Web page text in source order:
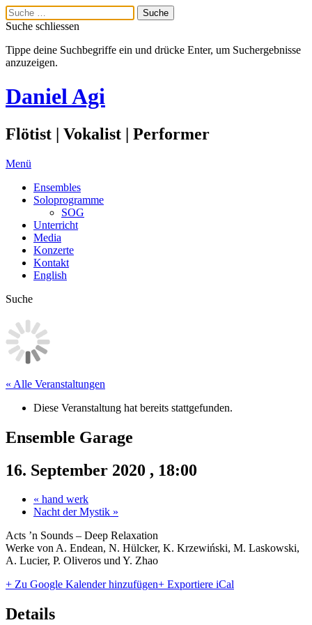
Suche schliessen
Tippe deine Suchbegriffe ein und drücke Enter, um Suchergebnisse
anzuzeigen.
Daniel Agi
Flötist | Vokalist | Performer
Menü
Ensembles
Soloprogramme
SOG
Unterricht
Media
Konzerte
Kontakt
English
Suche
« Alle Veranstaltungen
Diese Veranstaltung hat bereits stattgefunden.
Ensemble Garage
16. September 2020 , 18:00
« hand werk
Nacht der Mystik »
Acts ’n Sounds – Deep Relaxation
Werke von A. Endean, N. Hülcker, K. Krzewiński, M. Laskowski,
A. Lucier, P. Oliveros und Y. Zhao
+ Zu Google Kalender hinzufügen+ Exportiere iCal
Details